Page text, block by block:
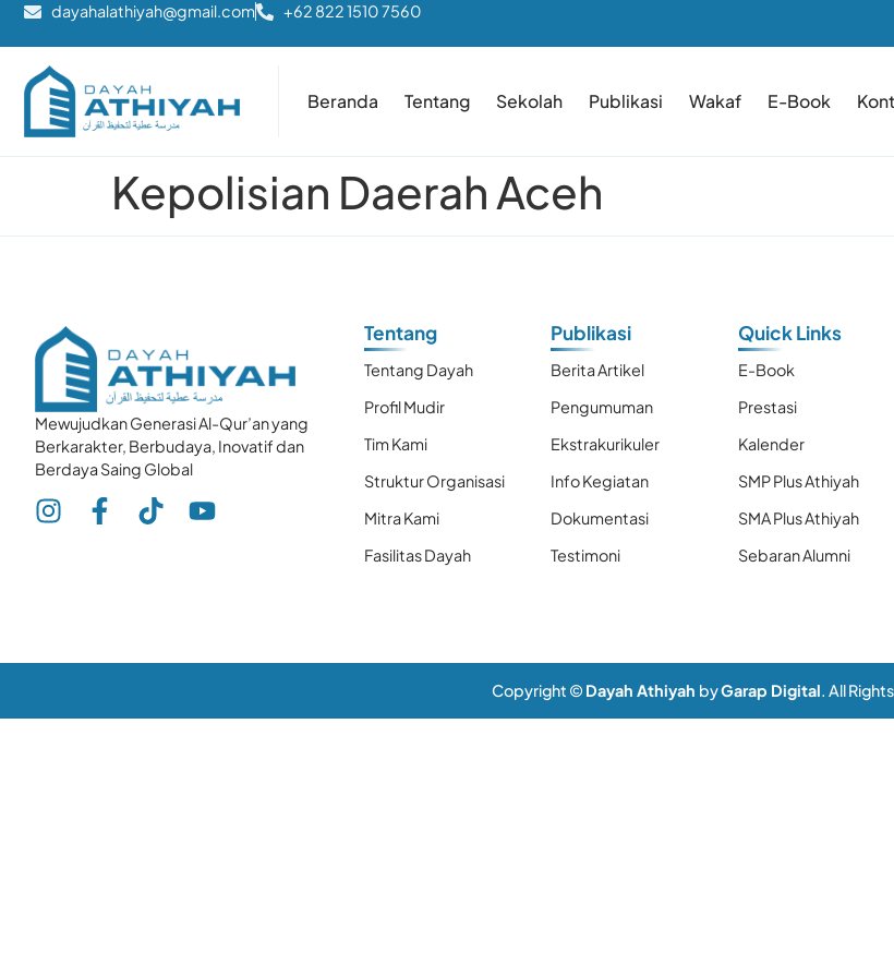
dayahalathiyah@gmail.com +62 822 1510 7560
Beranda Tentang Sekolah Publikasi Wakaf E-Book
Kepolisian Daerah Aceh
Mewujudkan Generasi Al-Qur’an yang
Berkarakter, Berbudaya, Inovatif dan
Berdaya Saing Global
Tentang
Tentang Dayah
Profil Mudir
Tim Kami
Struktur Organisasi
Mitra Kami
Fasilitas Dayah
Publikasi
Berita Artikel
Pengumuman
Ekstrakurikuler
Info Kegiatan
Dokumentasi
Testimoni
Quick Links
E-Book
Prestasi
Kalender
SMP Plus Athiyah
SMA Plus Athiyah
Sebaran Alumni
Copyright © Dayah Athiyah byGarap Digital. All